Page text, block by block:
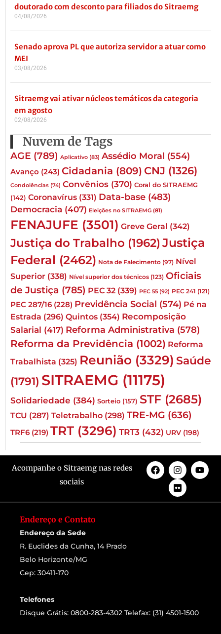
doutorado com desconto para filiados do Sitraemg
04/08/2026
Senado aprova PL que autoriza servidor a atuar como
MEI
03/08/2026
Sitraemg vai ativar núcleos temáticos da categoria
em agosto
02/08/2026
Nuvem de Tags
AGE (789) Aplicativo (83) Assédio Moral (554)
Avanço (243) Cidadania (809) CNJ (1326)
Condolências (74) Convênios (370) Coral do SITRAEMG
(142) Coronavírus (331) Data-base (483)
Democracia (407) Eleições no SITRAEMG (81)
FENAJUFE (3501) Greve Geral (342)
Justiça do Trabalho (1962) Justiça
Federal (2462) Nota de Falecimento (97) Nível
Superior (338) Nível superior dos técnicos (123) Oficiais
de Justiça (785) PEC 32 (339) PEC 55 (92) PEC 241 (121)
PEC 287/16 (228) Previdência Social (574) Pé na
Estrada (296) Quintos (354) Recomposição
Salarial (417) Reforma Administrativa (578)
Reforma da Previdência (1002) Reforma
Trabalhista (325) Reunião (3329) Saúde
(1791) SITRAEMG (11175)
Solidariedade (384) Sorteio (157) STF (2685)
TCU (287) Teletrabalho (298) TRE-MG (636)
TRF6 (219) TRT (3296) TRT3 (432) URV (198)
Acompanhe o Sitraemg nas redes
sociais
Endereço e Contato
Endereço da Sede
R. Euclides da Cunha, 14 Prado
Belo Horizonte/MG
Cep: 30411-170
Telefones
Disque Grátis: 0800-283-4302 Telefax: (31) 4501-1500